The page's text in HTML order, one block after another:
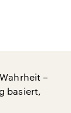
–
basiert,